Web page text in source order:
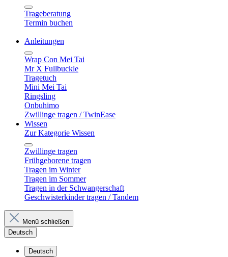
Trageberatung
Termin buchen
Anleitungen
Wrap Con Mei Tai
Mr X Fullbuckle
Tragetuch
Mini Mei Tai
Ringsling
Onbuhimo
Zwillinge tragen / TwinEase
Wissen
Zur Kategorie Wissen
Zwillinge tragen
Frühgeborene tragen
Tragen im Winter
Tragen im Sommer
Tragen in der Schwangerschaft
Geschwisterkinder tragen / Tandem
Menü schließen
Deutsch
Deutsch